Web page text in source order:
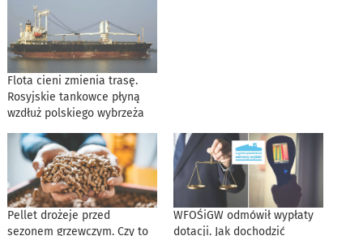
Flota cieni zmienia trasę.
Rosyjskie tankowce płyną
wzdłuż polskiego wybrzeża
Pellet drożeje przed
sezonem grzewczym. Czy to
WFOŚiGW odmówił wypłaty
dotacji. Jak dochodzić